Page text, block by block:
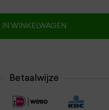
IN WINKELWAGEN
Betaalwijze